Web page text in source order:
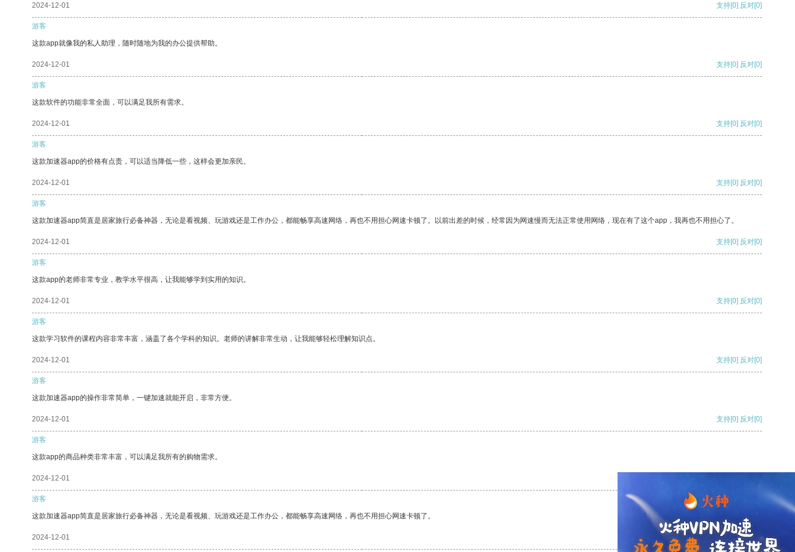
2024-12-01 支持[0] 反对[0]
游客
这款app就像我的私人助理，随时随地为我的办公提供帮助。
2024-12-01 支持[0] 反对[0]
游客
这款软件的功能非常全面，可以满足我所有需求。
2024-12-01 支持[0] 反对[0]
游客
这款加速器app的价格有点贵，可以适当降低一些，这样会更加亲民。
2024-12-01 支持[0] 反对[0]
游客
这款加速器app简直是居家旅行必备神器，无论是看视频、玩游戏还是工作办公，都能畅享高速网络，再也不用担心网速卡顿了。以前出差的时候，经常因为网速慢而无法正常使用网络，现在有了这个app，我再也不用担心了。
2024-12-01 支持[0] 反对[0]
游客
这款app的老师非常专业，教学水平很高，让我能够学到实用的知识。
2024-12-01 支持[0] 反对[0]
游客
这款学习软件的课程内容非常丰富，涵盖了各个学科的知识。老师的讲解非常生动，让我能够轻松理解知识点。
2024-12-01 支持[0] 反对[0]
游客
这款加速器app的操作非常简单，一键加速就能开启，非常方便。
2024-12-01 支持[0] 反对[0]
游客
这款app的商品种类非常丰富，可以满足我所有的购物需求。
2024-12-01
游客
这款加速器app简直是居家旅行必备神器，无论是看视频、玩游戏还是工作办公，都能畅享高速网络，再也不用担心网速卡顿了。
2024-12-01 支持 [0] 反对 [0]